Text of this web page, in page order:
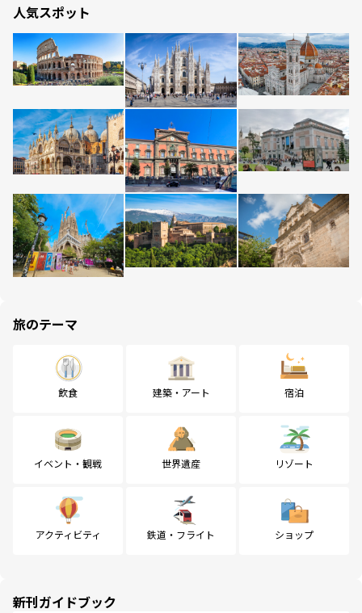
人気スポット
旅のテーマ
飲食 建築・アート 宿泊
イベント・観戦 世界遺産 リゾート
アクティビティ 鉄道・フライト ショップ
新刊ガイドブック